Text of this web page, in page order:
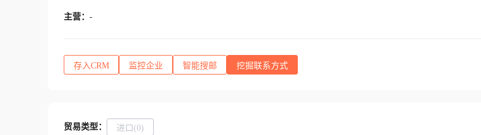
主营： -
存入CRM 监控企业 智能搜邮 挖掘联系方式
贸易类型： 进口(0)